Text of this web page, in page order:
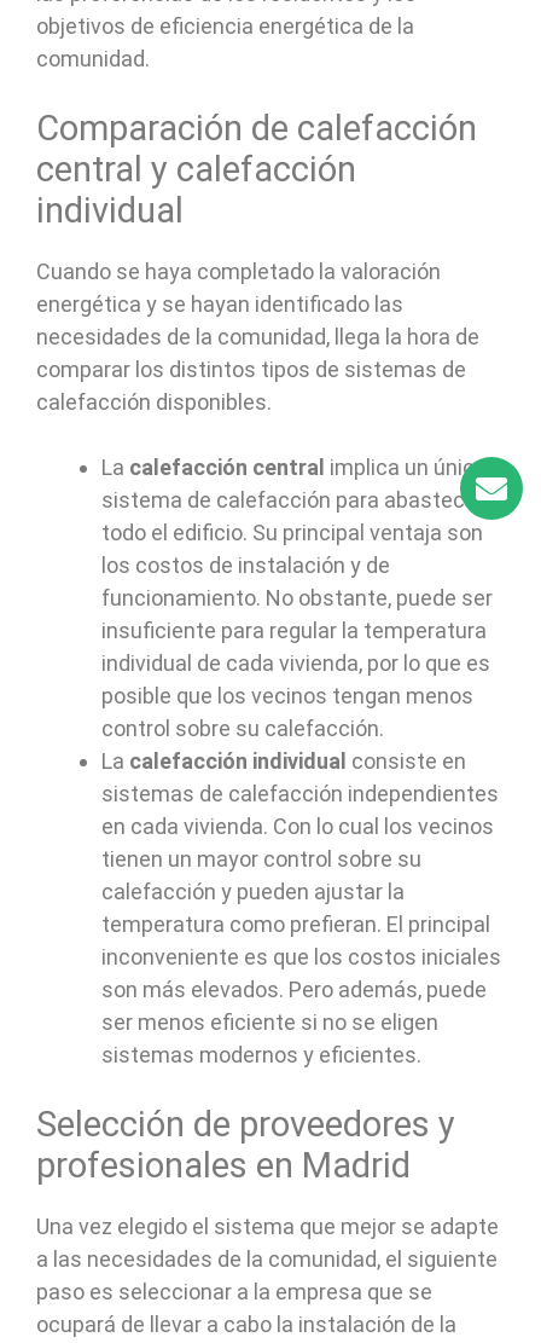
objetivos de eficiencia energética de la
comunidad.
Comparación de calefacción
central y calefacción
individual
Cuando se haya completado la valoración
energética y se hayan identificado las
necesidades de la comunidad, llega la hora de
comparar los distintos tipos de sistemas de
calefacción disponibles.
La calefacción central implica un único
sistema de calefacción para abastecer a
todo el edificio. Su principal ventaja son
los costos de instalación y de
funcionamiento. No obstante, puede ser
insuficiente para regular la temperatura
individual de cada vivienda, por lo que es
posible que los vecinos tengan menos
control sobre su calefacción.
La calefacción individual consiste en
sistemas de calefacción independientes
en cada vivienda. Con lo cual los vecinos
tienen un mayor control sobre su
calefacción y pueden ajustar la
temperatura como prefieran. El principal
inconveniente es que los costos iniciales
son más elevados. Pero además, puede
ser menos eficiente si no se eligen
sistemas modernos y eficientes.
Selección de proveedores y
profesionales en Madrid
Una vez elegido el sistema que mejor se adapte
a las necesidades de la comunidad, el siguiente
paso es seleccionar a la empresa que se
ocupará de llevar a cabo la instalación de la